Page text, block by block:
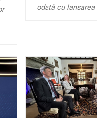
odată cu lansarea